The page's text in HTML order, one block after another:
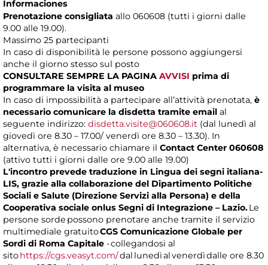
Informaciones
Prenotazione consigliata allo 060608 (tutti i giorni dalle
9.00 alle 19.00).
Massimo 25 partecipanti
In caso di disponibilità le persone possono aggiungersi
anche il giorno stesso sul posto
CONSULTARE SEMPRE LA PAGINA AVVISI prima di
programmare la visita al museo
In caso di impossibilità a partecipare all’attività prenotata, è
necessario comunicare la disdetta tramite email al
seguente indirizzo: disdetta.visite@060608.it (dal lunedì al
giovedì ore 8.30 – 17.00/ venerdì ore 8.30 – 13.30). In
alternativa, è necessario chiamare il Contact Center 060608
(attivo tutti i giorni dalle ore 9.00 alle 19.00)
L'incontro prevede traduzione in Lingua dei segni italiana-
LIS, grazie alla collaborazione del Dipartimento Politiche
Sociali e Salute (Direzione Servizi alla Persona) e della
Cooperativa sociale onlus Segni di Integrazione – Lazio.Le
persone sorde possono prenotare anche tramite il servizio
multimediale gratuitoCGS Comunicazione Globale per
Sordi di Roma Capitale - collegandosi al
sitohttps://cgs.veasyt.com/dal lunedì al venerdì dalle ore 8.30